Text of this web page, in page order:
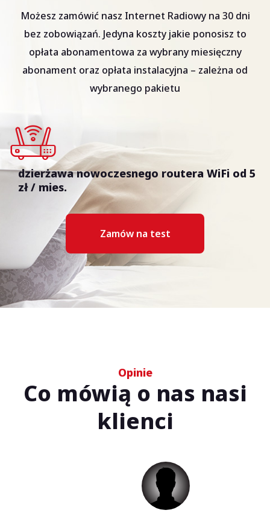
Możesz zamówić nasz Internet Radiowy na 30 dni
bez zobowiązań. Jedyna koszty jakie ponosisz to
opłata abonamentowa za wybrany miesięczny
abonament oraz opłata instalacyjna – zależna od
wybranego pakietu
dzierżawa nowoczesnego routera WiFi od 5
zł / mies.
Zamów na test
Opinie
Co mówią o nas nasi
klienci